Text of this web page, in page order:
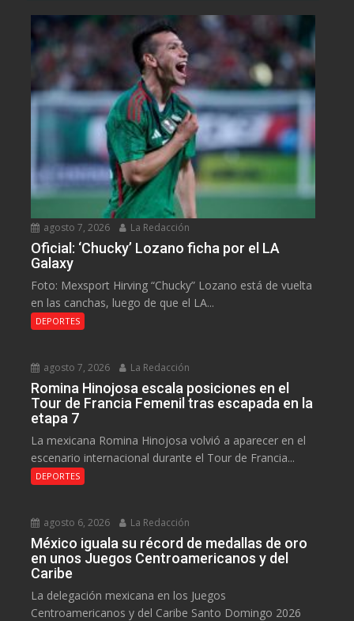
agosto 7, 2026 La Redacción
Oficial: ‘Chucky’ Lozano ficha por el LA
Galaxy
Foto: Mexsport Hirving “Chucky” Lozano está de vuelta
en las canchas, luego de que el LA...
DEPORTES
agosto 7, 2026 La Redacción
Romina Hinojosa escala posiciones en el
Tour de Francia Femenil tras escapada en la
etapa 7
La mexicana Romina Hinojosa volvió a aparecer en el
escenario internacional durante el Tour de Francia...
DEPORTES
agosto 6, 2026 La Redacción
México iguala su récord de medallas de oro
en unos Juegos Centroamericanos y del
Caribe
La delegación mexicana en los Juegos
Centroamericanos y del Caribe Santo Domingo 2026